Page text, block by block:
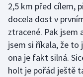
Plavání
Plážový volejbal
Ragby
2,5 km před cílem,
docela dost v
ztracené. Pak jsem
jsem si říkala, že to
ona je fakt silná.
holt je pořád ještě